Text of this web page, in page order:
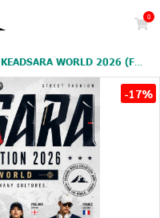
0
KEADSARA WORLD 2026 (FAN VERSION)
-17%